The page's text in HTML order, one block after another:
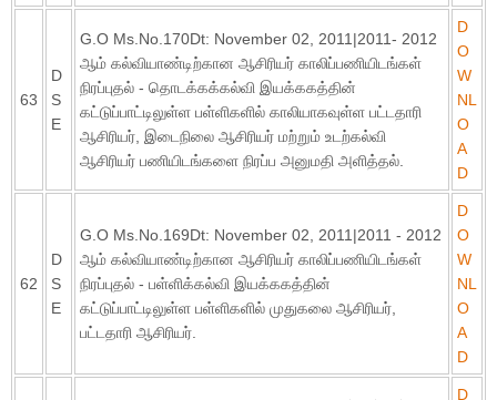
63
D
S
E
G.O Ms.No.170Dt: November 02, 2011|2011- 2012
ஆம் கல்வியாண்டிற்கான ஆசிரியர் காலிப்பணியிடங்கள்
நிரப்புதல் - தொடக்கக்கல்வி இயக்ககத்தின்
கட்டுப்பாட்டிலுள்ள பள்ளிகளில் காலியாகவுள்ள பட்டதாரி
ஆசிரியர், இடைநிலை ஆசிரியர் மற்றும் உடற்கல்வி
ஆசிரியர் பணியிடங்களை நிரப்ப அனுமதி அளித்தல்.
D
O
W
NL
O
A
D
62
D
S
E
G.O Ms.No.169Dt: November 02, 2011|2011 - 2012
ஆம் கல்வியாண்டிற்கான ஆசிரியர் காலிப்பணியிடங்கள்
நிரப்புதல் - பள்ளிக்கல்வி இயக்ககத்தின்
கட்டுப்பாட்டிலுள்ள பள்ளிகளில் முதுகலை ஆசிரியர்,
பட்டதாரி ஆசிரியர்.
D
O
W
NL
O
A
D
D